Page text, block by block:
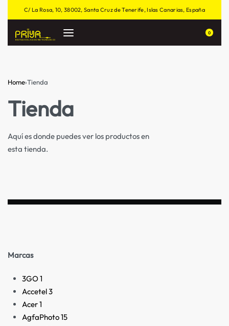
C/ La Rosa, 10, 38002, Santa Cruz de Tenerife, Islas Canarias, España
0
Home›Tienda
Tienda
Aquí es donde puedes ver los productos en
esta tienda.
Marcas
3GO1
Accetel3
Acer1
AgfaPhoto15